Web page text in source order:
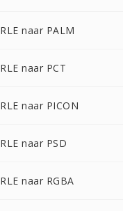
RLE naar PALM
RLE naar PCT
RLE naar PICON
RLE naar PSD
RLE naar RGBA